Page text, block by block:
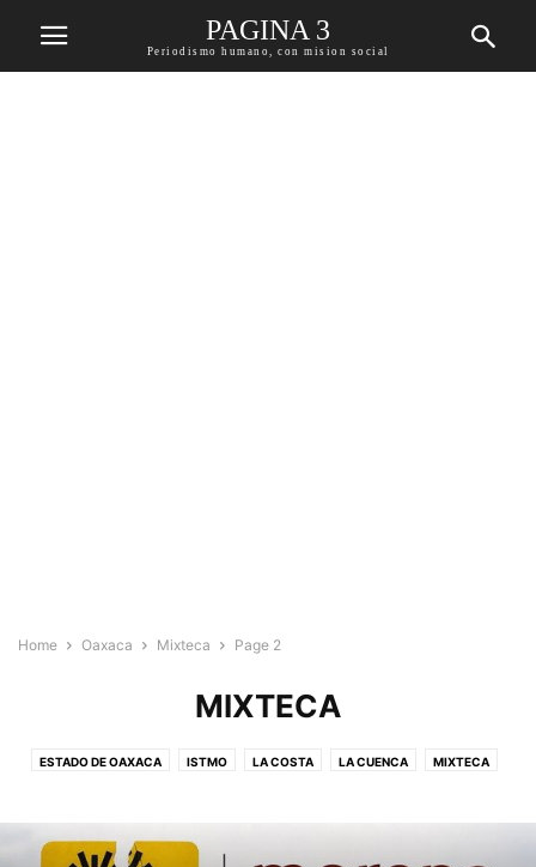
PAGINA 3
Periodismo humano, con mision social
Home Oaxaca Mixteca Page 2
MIXTECA
ESTADO DE OAXACA ISTMO LA COSTA LA CUENCA MIXTECA